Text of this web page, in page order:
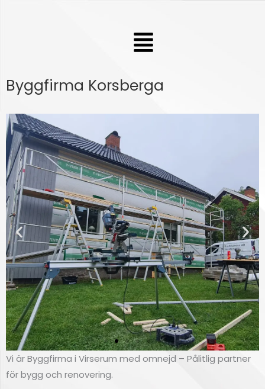
Meny
Byggfirma Korsberga
Renovering
Vi är Byggfirma i Virserum med omnejd – Pålitlig partner
för bygg och renovering.